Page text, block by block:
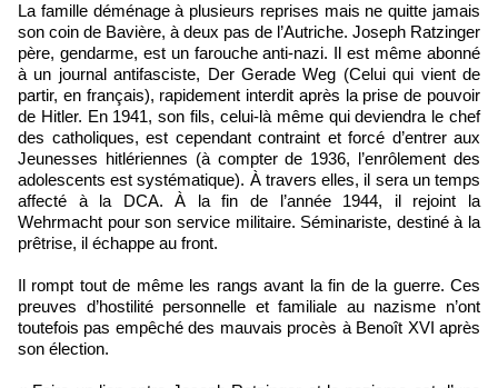
La famille déménage à plusieurs reprises mais ne quitte jamais
son coin de Bavière, à deux pas de l’Autriche. Joseph Ratzinger
père, gendarme, est un farouche anti-nazi. Il est même abonné
à un journal antifasciste, Der Gerade Weg (Celui qui vient de
partir, en français), rapidement interdit après la prise de pouvoir
de Hitler. En 1941, son fils, celui-là même qui deviendra le chef
des catholiques, est cependant contraint et forcé d’entrer aux
Jeunesses hitlériennes (à compter de 1936, l’enrôlement des
adolescents est systématique). À travers elles, il sera un temps
affecté à la DCA. À la fin de l’année 1944, il rejoint la
Wehrmacht pour son service militaire. Séminariste, destiné à la
prêtrise, il échappe au front.
Il rompt tout de même les rangs avant la fin de la guerre. Ces
preuves d’hostilité personnelle et familiale au nazisme n’ont
toutefois pas empêché des mauvais procès à Benoît XVI après
son élection.